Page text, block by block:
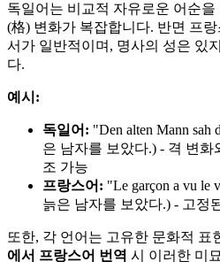
독일어는 비교적 자유로운 어순
(格) 변화가 복잡합니다. 반면 프
서가 일반적이며, 명사의 성은 있
다.
예시:
독일어: "Den alten Mann sah
은 남자를 보았다.) - 격 변
조 가능
프랑스어: "Le garçon a vu le
늙은 남자를 보았다.) - 고정
또한, 각 언어는 고유한 문화적 표
에서 프랑스어 번역 시 이러한 미